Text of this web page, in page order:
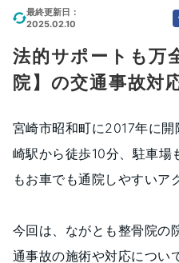
最終更新日：
2025.02.10
法的サポートも万
院】の交通事故対
宮崎市昭和町に2017年に
崎駅から徒歩10分、駐車場
もお車でも通院しやすいア
今回は、ながとも整骨院の
通事故の施術や対応につい